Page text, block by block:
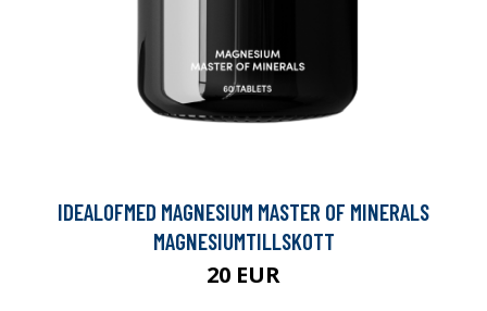
IDEALOFMED MAGNESIUM MASTER OF MINERALS
MAGNESIUMTILLSKOTT
20 EUR